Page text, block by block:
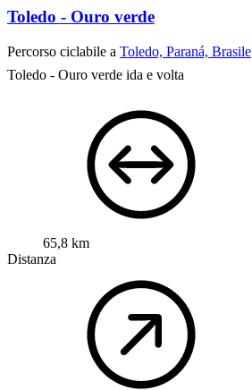
Toledo - Ouro verde
Percorso ciclabile a Toledo, Paraná, Brasile
Toledo - Ouro verde ida e volta
65,8 km
Distanza